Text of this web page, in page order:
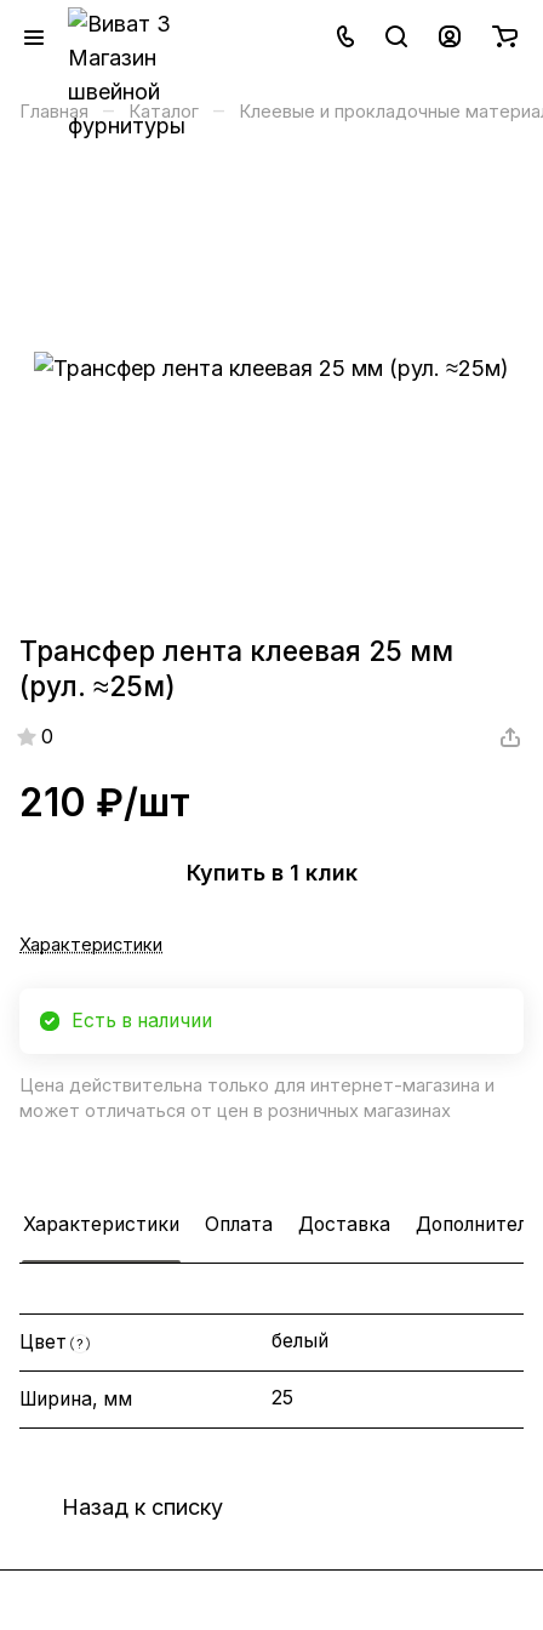
Главная – Каталог – Клеевые и прокладочные
Трансфер лента клеевая 25 мм
(рул. ≈25м)
0
210 ₽/шт
Купить в 1 клик
Характеристики
Есть в наличии
Цена действительна только для интернет-магазина и
может отличаться от цен в розничных магазинах
Характеристики Оплата Доставка
Цвет ? белый
Ширина, мм 25
Назад к списку